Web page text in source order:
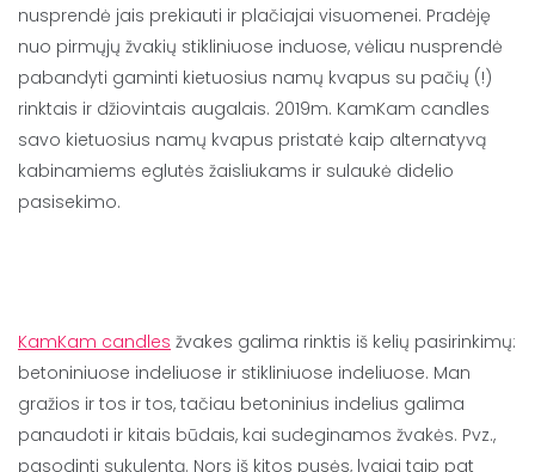
nusprendė jais prekiauti ir plačiajai visuomenei. Pradėję
nuo pirmųjų žvakių stikliniuose induose, vėliau nusprendė
pabandyti gaminti kietuosius namų kvapus su pačių (!)
rinktais ir džiovintais augalais. 2019m. KamKam candles
savo kietuosius namų kvapus pristatė kaip alternatyvą
kabinamiems eglutės žaisliukams ir sulaukė didelio
pasisekimo.
KamKam candles žvakes galima rinktis iš kelių pasirinkimų:
betoniniuose indeliuose ir stikliniuose indeliuose. Man
gražios ir tos ir tos, tačiau betoninius indelius galima
panaudoti ir kitais būdais, kai sudeginamos žvakės. Pvz.,
pasodinti sukulentą. Nors iš kitos pusės, lygiai taip pat